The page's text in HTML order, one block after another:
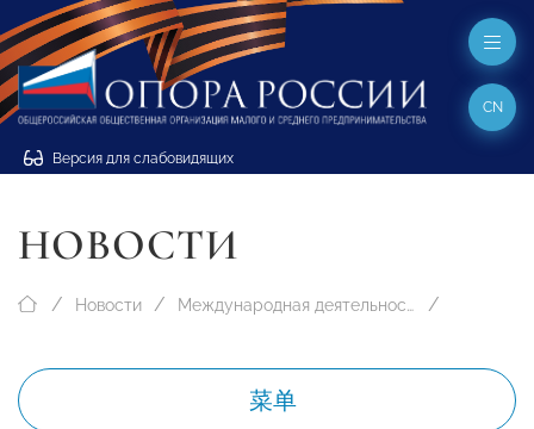
Версия для слабовидящих
CN
НОВОСТИ
Новости Международная деятельность
菜单